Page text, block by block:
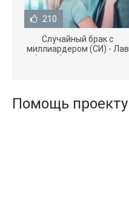
210
Случайный брак с
миллиардером (СИ) - Лав
Агата (полная версия
Помощь проекту